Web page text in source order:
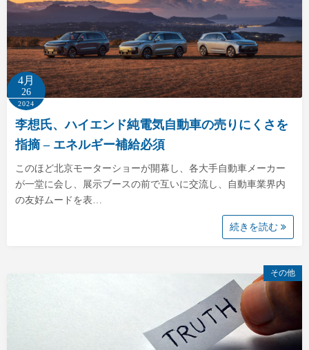
4月
26
2024
李想氏、ハイエンド純電気自動車の売りにくさを
指摘 – エネルギー補給必須
このほど北京モーターショーが開幕し、各大手自動車メーカー
が一堂に会し、展示ブースの前で互いに交流し、自動車業界内
の友好ムードを表…
続きを読む
その他